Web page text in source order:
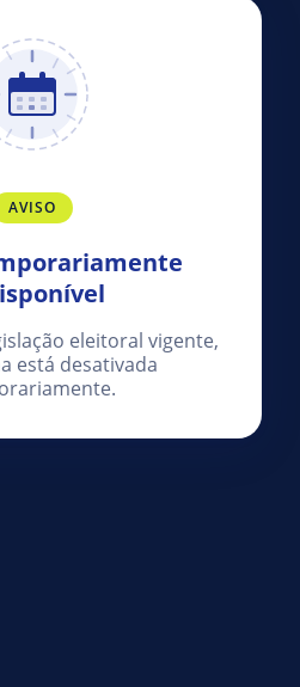
AVISO
eleitoral vigente,
está desativada